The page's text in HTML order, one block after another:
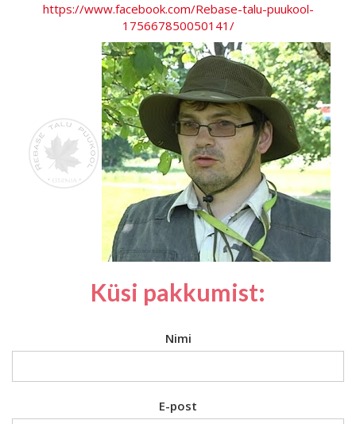
https://www.facebook.com/Rebase-talu-puukool-
175667850050141/
Küsi pakkumist:
Nimi
E-post